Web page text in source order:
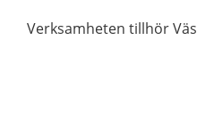
Verksamheten tillhör